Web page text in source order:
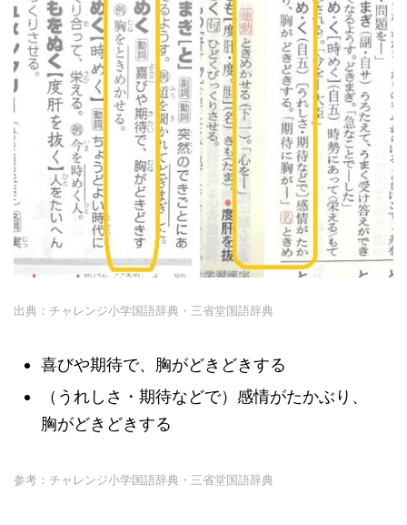
出典：チャレンジ小学国語辞典・三省堂国語辞典
喜びや期待で、胸がどきどきする
（うれしさ・期待などで）感情がたかぶり、
胸がどきどきする
参考：チャレンジ小学国語辞典・三省堂国語辞典